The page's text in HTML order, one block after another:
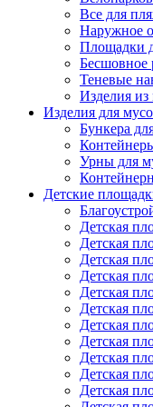
Все для
Наружное
Площадки
Бесшовное
Теневые
Изделия
Изделия для
Бункера
Урны для
Детские
Детская
Детская
Детская
Детская
Детская
Детская
Детская
Детская
Детская
Детская
Детская